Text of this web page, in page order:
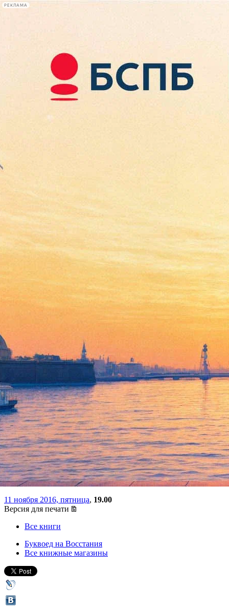
РЕКЛАМА
Сегодня:
2026.08.09
12:09
Афиша Plus
Вячеслав Рыбаков
представит петербуржцам
альтернативную историю
предвоенного СССР
11 ноября 2016, пятница, 19.00
Версия для печати
Все книги
Буквоед на Восстания
Все книжные магазины